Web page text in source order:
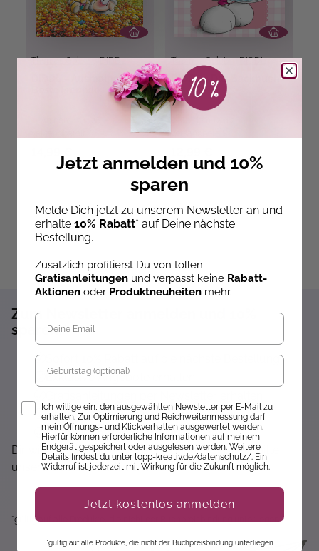
Thomas Goletz,DIDDL
DIDDL – Ausmalposter –
Thomas Goletz,DIDDL
DIDDL – Das Backbuch
Zum Newsletter anmelden und 10%
sparen!*
Sofort 10% Rabatt auf die nächste Bestellung
Exklusive Angebote erhalten
Keine Rabatt-Aktion mehr verpassen
Über Neuheiten informiert werden
Dir wird hier nichts angezeigt? Dann akzeptiere bitte
unsere Cookie-Richtlinien :)
*gültig auf alle Produkte, die nicht der Buchpreisbindung unterliegen.
Jetzt anmelden und 10%
sparen
Melde Dich jetzt zu unserem Newsletter an und
erhalte 10% Rabatt* auf Deine nächste
Bestellung.
Zusätzlich profitierst Du von tollen
Gratisanleitungen und verpasst keine Rabatt-
Aktionen oder Produktneuheiten mehr.
Geburtstag
Opt-InIch willige ein, den ausgewählten Newsletter per E-Mail zu
erhalten. Zur Optimierung und Reichweitenmessung darf
mein Öffnungs- und Klickverhalten ausgewertet werden.
Hierfür können erforderliche Informationen auf meinem
Endgerät gespeichert oder ausgelesen werden. Weitere
Details findest du unter topp-kreativ.de/datenschutz/. Ein
Widerruf ist jederzeit mit Wirkung für die Zukunft möglich.
Jetzt kostenlos anmelden
*gültig auf alle Produkte, die nicht der Buchpreisbindung unterliegen